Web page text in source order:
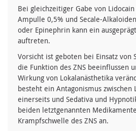
Bei gleichzeitiger Gabe von
Ampulle 0,5% und Secale-
oder Epinephrin kann ein
auftreten.
Vorsicht ist geboten bei Einsatz von
die Funktion des ZNS beeinflussen
Wirkung von Lokalanästhetika
besteht ein Antagonismus zwischen
einerseits und Sedativa und
beiden letztgenannten
Krampfschwelle des ZNS an.